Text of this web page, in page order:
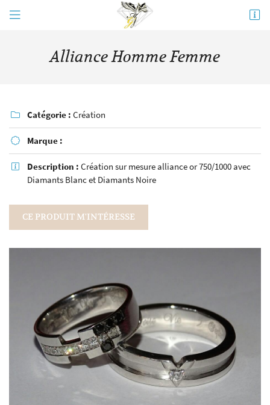
01 30 88 96 37Alliance Homme Femme
 Catégorie : Création
 Marque :
 Description : Création sur mesure alliance or 750/1000 avec
Diamants Blanc et Diamants Noire
CE PRODUIT M'INTÉRESSE